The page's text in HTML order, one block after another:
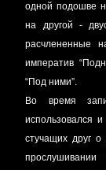
одной подошве
на другой -
расчлененные
императив
“Под ними”.
Во время
использовался
стучащих друг о